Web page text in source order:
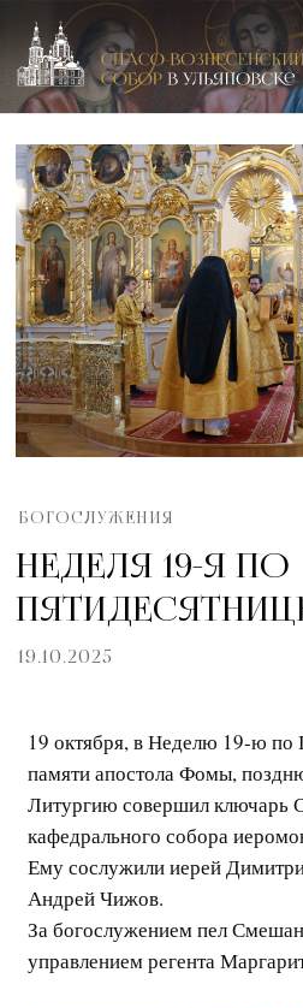
Спасо-Вознесенский
БОГОСЛУЖЕНИЯ
НЕДЕЛЯ 19-Я ПО
19.10.2025
19 октября, в Неделю 19-ю по
памяти апостола Фомы,
Литургию совершил ключарь
кафедрального собора
Ему сослужили иерей
Андрей Чижов.
За богослужением пел
управлением регента